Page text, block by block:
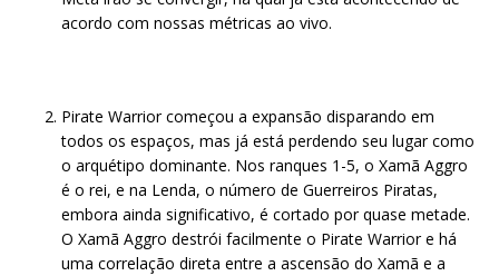
acordo com nossas métricas ao vivo.
Pirate Warrior começou a expansão disparando em
todos os espaços, mas já está perdendo seu lugar como
o arquétipo dominante. Nos ranques 1-5, o Xamã Aggro
é o rei, e na Lenda, o número de Guerreiros Piratas,
embora ainda significativo, é cortado por quase metade.
O Xamã Aggro destrói facilmente o Pirate Warrior e há
uma correlação direta entre a ascensão do Xamã e a